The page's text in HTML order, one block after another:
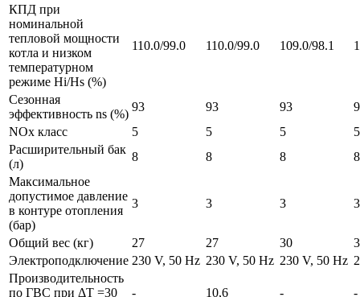
КПД при
номинальной
тепловой мощности
котла и низком
температурном
режиме Hi/Hs (%)
110.0/99.0 110.0/99.0 109.0/98.1
Сезонная
эффективность ns (%)
93 93 93
NOx класс
5 5 5
5
Расширительный бак
(л)
8 8 8
8
Максимальное
допустимое давление
в контуре отопления
(бар)
3 3 3 3
Общий вес (кг) 27 27 30
Электроподключение 230 V, 50 Hz 230 V, 50 Hz 230 V, 50 Hz
Производительность
по ГВС при ΔТ =30
- 10,6 - -